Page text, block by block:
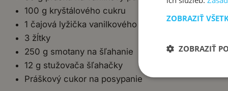
100 g kryštálového cukru
1 čajová lyžička vanilkového extraktu
3 žĺtky
250 g smotany na šľahanie
12 g stužovača šľahačky
Práškový cukor na posypanie
ZOBRAZIŤ
ZOBRAZIŤ